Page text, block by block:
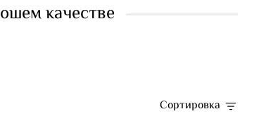
качестве
Сортировка